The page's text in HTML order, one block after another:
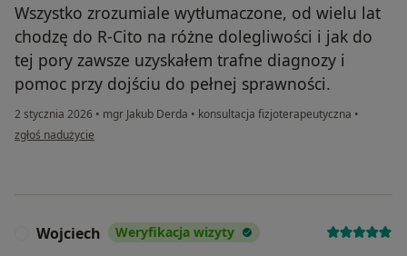
Wszystko zrozumiale wytłumaczone, od wielu lat
chodzę do R-Cito na różne dolegliwości i jak do
tej pory zawsze uzyskałem trafne diagnozy i
pomoc przy dojściu do pełnej sprawności.
2 stycznia 2026 • mgr Jakub Derda • konsultacja fizjoterapeutyczna •
w opinii użytkownika Wojtek
zgłoś nadużycie
Wojciech Weryfikacja wizyty